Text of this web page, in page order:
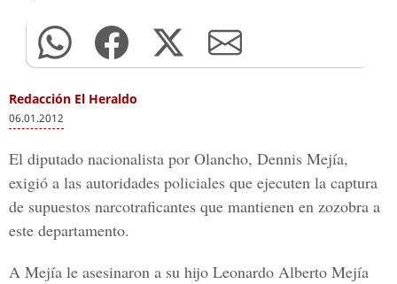
Redacción El Heraldo
06.01.2012
El diputado nacionalista por Olancho, Dennis Mejía,
exigió a las autoridades policiales que ejecuten la captura
de supuestos narcotraficantes que mantienen en zozobra a
este departamento.
A Mejía le asesinaron a su hijo Leonardo Alberto Mejía